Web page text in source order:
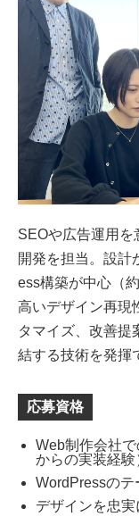
SEOや広告運用を
開発を担当。設計
ess構築が中心（約
高いデザイン再現
タマイズ、改善提
結する技術を発揮
応募資格
Web制作会社
からの実装経験
WordPressの
デザインを忠